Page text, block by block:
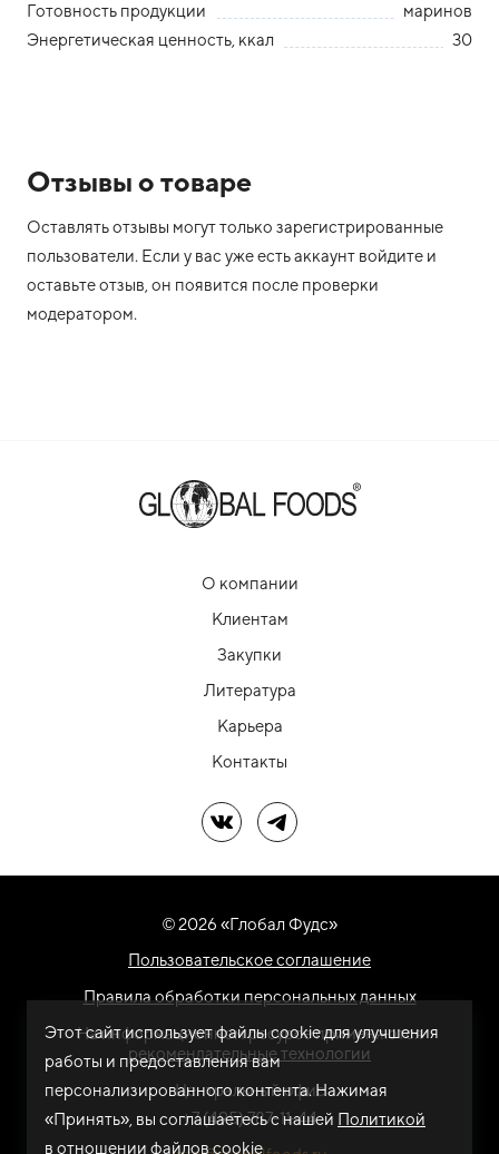
Готовность продукции
маринов
Энергетическая ценность, ккал
30
Отзывы о товаре
Оставлять отзывы могут только зарегистрированные
пользователи. Если у вас уже есть аккаунт войдите и
оставьте отзыв, он появится после проверки
модератором.
О компании
Клиентам
Закупки
Литература
Карьера
Контакты
Мы в ВКМы в Telegram
© 2026 «Глобал Фудс»
Пользовательское соглашение
Правила обработки персональных данных
На информационном ресурсе применяются
рекомендательные технологии
Центральный офис
+7 (495) 787-11-44
Этот сайт использует файлы cookie для улучшения
работы и предоставления вам
персонализированного контента. Нажимая
«Принять», вы соглашаетесь с нашей Политикой
в отношении файлов cookie